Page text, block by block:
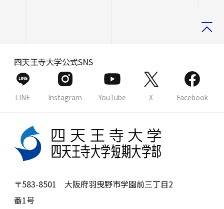
四天王寺大学公式SNS
LINE Instagram YouTube X Facebook
〒583-8501 大阪府羽曳野市学園前三丁目2
番1号